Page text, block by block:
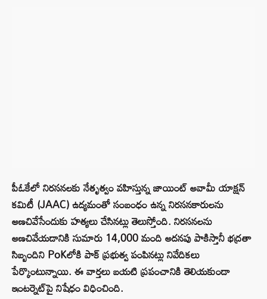
పీఓకేలో నిరసనలకు నేతృత్వం వహిస్తున్న జాయింట్ అవామీ యాక్షన్
కమిటీ (JAAC) ఉద్యమంతో సంబంధం ఉన్న నిరసనకారులను
అణచివేసేందుకు హత్యలు చేసినట్లు తెలుస్తోంది. నిరసనలను
అణచివేయడానికి సుమారు 14,000 మంది అదనపు పాకిస్తానీ భద్రతా
సిబ్బందిని PoKలోకి పాక్ ప్రభుత్వ పంపినట్లు నివేదికలు
పేర్కొంటున్నాయి. ఈ వార్తలు బయటి ప్రపంచానికి తెలియకుండా
ఇంటర్నెట్‌పై నిషేధం విధించింది.